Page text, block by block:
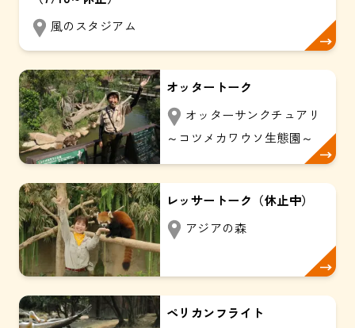
風のスタジアム
オッタートーク
オッターサンクチュアリ
～コツメカワウソ生態園～
レッサートーク（休止中）
アジアの森
ペリカンフライト